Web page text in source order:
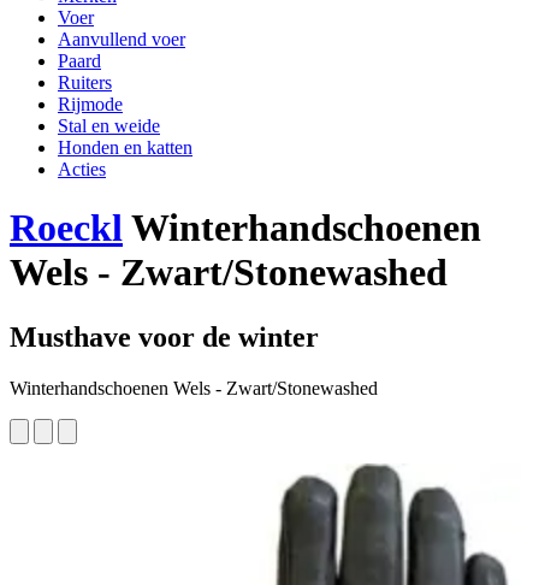
Voer
Aanvullend voer
Paard
Ruiters
Rijmode
Stal en weide
Honden en katten
Acties
RoecklWinterhandschoenen
Wels - Zwart/Stonewashed
Musthave voor de winter
Winterhandschoenen Wels - Zwart/Stonewashed